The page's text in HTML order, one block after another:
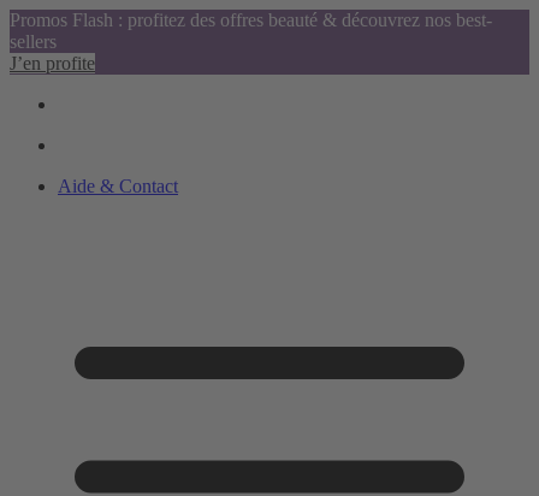
Promos Flash : profitez des offres beauté & découvrez nos best-
sellers
J’en profite
Aide & Contact